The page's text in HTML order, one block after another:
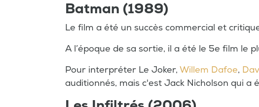
Batman (1989)
Le film a été un succès commercial et
A l’époque de sa sortie, il a été le 5e film le
Pour interpréter Le Joker, Willem Dafoe,
auditionnés, mais c'est Jack Nicholson qui a